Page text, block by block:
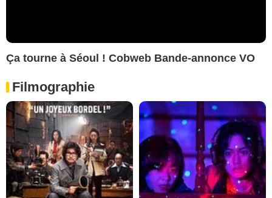
Ça tourne à Séoul ! Cobweb Bande-annonce VO
Filmographie